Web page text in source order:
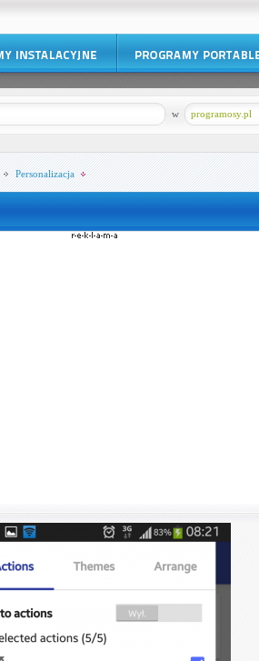
programosy.pl
w
Personalizacja